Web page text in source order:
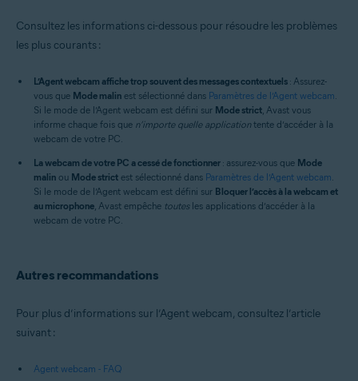
Consultez les informations ci-dessous pour résoudre les problèmes
les plus courants :
L’Agent webcam affiche trop souvent des messages contextuels : Assurez-
vous que Mode malin est sélectionné dans Paramètres de l’Agent webcam
Si le mode de l’Agent webcam est défini sur Mode strict , Avast vous
informe chaque fois que n’importe quelle applicationtente d’accéder à la
webcam de votre PC.
La webcam de votre PC a cessé de fonctionner : assurez-vous que Mode
malin ou Mode strict est sélectionné dans Paramètres de l’Agent webcam
Si le mode de l’Agent webcam est défini sur Bloquer l’accès à la webcam et
au microphone , Avast empêche toutesles applications d’accéder à la
webcam de votre PC.
Autres recommandations
Pour plus d’informations sur l’Agent webcam, consultez l’article
suivant :
Agent webcam - FAQ